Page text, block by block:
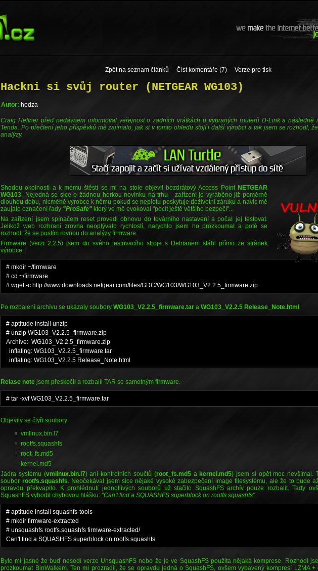
Zpět na seznam článků Číst komentáře (7) Verze pro tisk
Hackni si svůj router (NETGEAR WG103)
Autor: hodza
Craig Heffner před nedávnem informoval veřejnost o zadních vrátkách u vybraných routerů D-Link a následně
Tenda. Po přečtení jeho příspěvků mě zajímalo, jak si v tomto ohledu stojí i další výrobci a tak jsem se rozhodl,
analýzy.
Shodou okolností a k mému štěstí se mi na stole objevil bezdrátový Access Point NETGEAR
WG103. Nejedná se sice o žádnou horkou novinku na trhu - zařízení je vyráběno již poměrně
dlouhou dobu, nicméně výrobce k němu pokud se nepletu poskytuje doživotní záruku a navíc mě
zaujalo označení řady "ProSafe" který ve mě evokoval "pocit ještě většího bezpečí"...
Na zařízení jsem spínačem reset provedl obnovu do továrního nastavení a počal jej testovat.
Jelikož web rozhraní zrovna neoplývalo rychlostí, narychlo jsem ho prozkoumal a poté se
rozhodl, že se pustím rovnou do analýzy firmware.
Firmware (verzi 2.2.5) jsem do svého testovacího stroje s Debianem stáhl přímo ze stránek
výrobce:
# mkdir ~/firmware
# cd ~/firmware
# wget -c http://www.downloads.netgear.com/files/GDC/WG103/WG103_V2.2.5_firmware.zip
Po rozbalení archívu se ukázaly souboryWG103_V2.2.5_firmware.tar aWG103_V2.2.5 Release_Note.html
# aptitude install unzip
# unzip WG103_V2.2.5_firmware.zip
Archive: WG103_V2.2.5_firmware.zip
inflating: WG103_V2.2.5_firmware.tar
inflating: WG103_V2.2.5 Release_Note.html
Relase note jsem přeskočil a rozbalil TAR se samotným firmware.
# tar -xvf WG103_V2.2.5_firmware.tar
Objevily se čtyři soubory
vmlinux.bin.l7
rootfs.squashfs
root_fs.md5
kernel.md5
Jádra systému (vmlinux.bin.l7) ani kontrolních součtů (root_fs.md5a kernel.md5) jsem si opět moc nevšímal.
soubor rootfs.squashfs. Neočekával jsem sice nějaké vysoké zabezpečení image filesystému, ale že to bude
opravdu překvapilo. K prohlédnutí jednotlivých souborů už stačilo SquashFS archív pouze rozbalit. Tady
SquashFS vyhodil chybovou hlášku: "Can't find a SQUASHFS superblock on rootfs.squashfs"
# aptitude install squashfs-tools
# mkdir firmware-extracted
# unsquashfs rootfs.squashfs firmware-extracted/
Can't find a SQUASHFS superblock on rootfs.squashfs
Bylo mi jasné že buď nesedí verze UnsquashFS nebo že je ve SquashFS použita nějaká komprese. Rozhodl
prozkoumat BinWalkem. Ten mi prozradil, že se opravdu jedná o SquashFS, ovšem vybavený kompresí LZMA